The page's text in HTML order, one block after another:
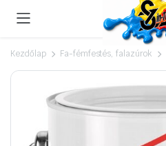
Kezdőlap Fa-fémfestés, falazúrok